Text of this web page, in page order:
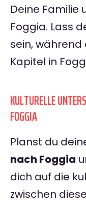
Deine Familie
Foggia. Lass
sein,
Kapitel in
KULTURELLE
FOGGIA
Planst du
nach Foggia
dich auf die
zwischen